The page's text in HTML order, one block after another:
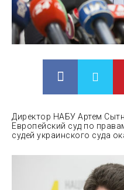
Директор НАБУ Артем
Европейский суд по
судей украинского суда